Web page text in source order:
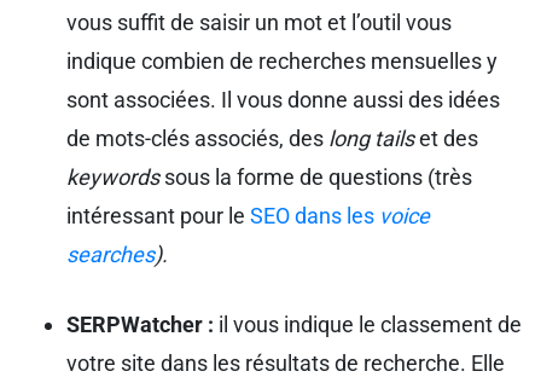
vous suffit de saisir un mot et l’outil vous
indique combien de recherches mensuelles y
sont associées. Il vous donne aussi des idées
de mots-clés associés, des long tailset des
keywordssous la forme de questions (très
intéressant pour le SEO dans les voice
searches).
SERPWatcher : il vous indique le classement de
votre site dans les résultats de recherche. Elle